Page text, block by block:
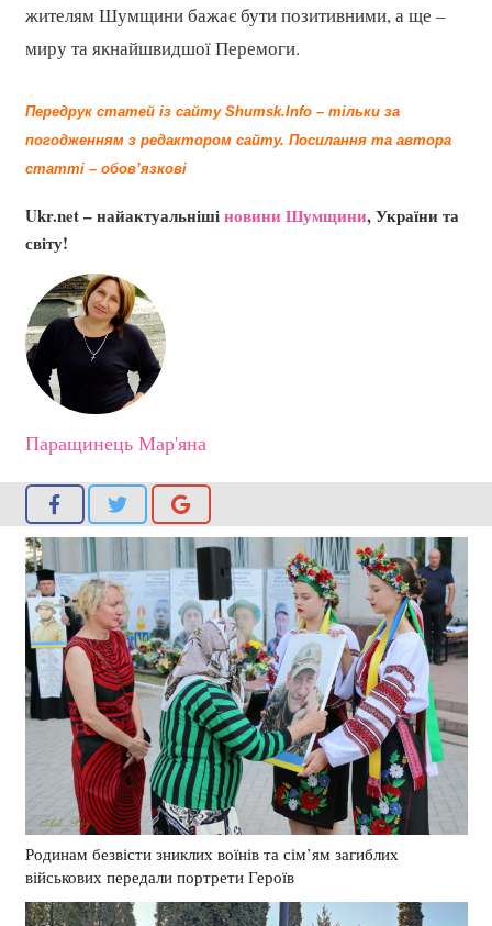
жителям Шумщини бажає бути позитивними, а ще –
миру та якнайшвидшої Перемоги.
Передрук статей із сайту Shumsk.Info – тільки за
погодженням з редактором сайту. Посилання та автора
статті – обов’язкові
Ukr.net – найактуальнішіновини Шумщини, України та
світу!
Паращинець Мар'яна
Родинам безвісти зниклих воїнів та сім’ям загиблих
військових передали портрети Героїв